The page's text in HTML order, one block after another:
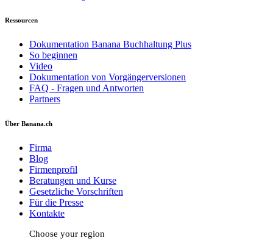
Ressourcen
Dokumentation Banana Buchhaltung Plus
So beginnen
Video
Dokumentation von Vorgängerversionen
FAQ - Fragen und Antworten
Partners
Über Banana.ch
Firma
Blog
Firmenprofil
Beratungen und Kurse
Gesetzliche Vorschriften
Für die Presse
Kontakte
Choose your region